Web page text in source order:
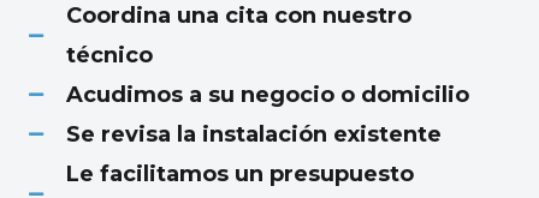
Coordina una cita con nuestro
técnico
Acudimos a su negocio o domicilio
Se revisa la instalación existente
Le facilitamos un presupuesto